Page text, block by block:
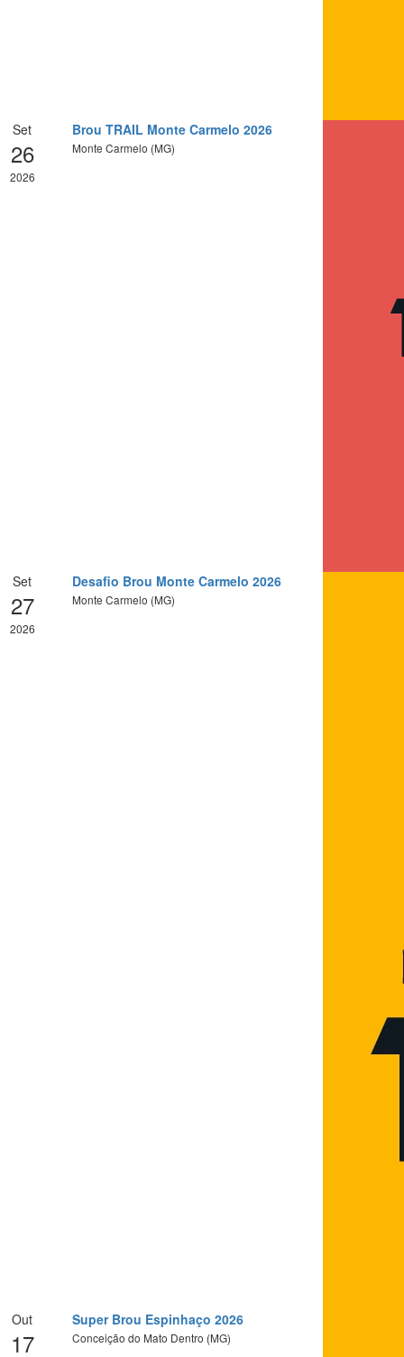
Set
26
2026
Brou TRAIL Monte Carmelo 2026
Monte Carmelo (MG)
Set
27
2026
Desafio Brou Monte Carmelo 2026
Monte Carmelo (MG)
Out
17
Super Brou Espinhaço 2026
Conceição do Mato Dentro (MG)